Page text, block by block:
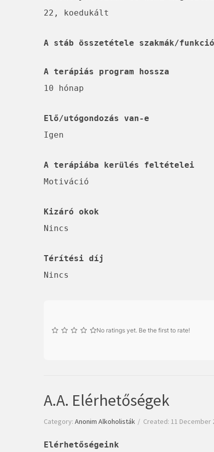
22, koedukált
A stáb összetétele szakmák/
A terápiás program hossza
10 hónap
Elő/utógondozás van-e
Igen
A terápiába kerülés feltételei
Motiváció
Kizáró okok
Nincs
Térítési díj
Nincs
No ratings yet. Be the first to rate!
A.A. Elérhetőségek
Category: Anonim Alkoholisták Created: 11 December
Elérhetőségeink